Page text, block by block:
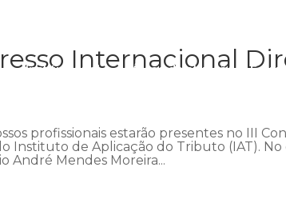
Institucional Áreas de atuação
Internacional
profissionais estarão presentes no III
Instituto de Aplicação do Tributo (IAT). No
André Mendes Moreira...